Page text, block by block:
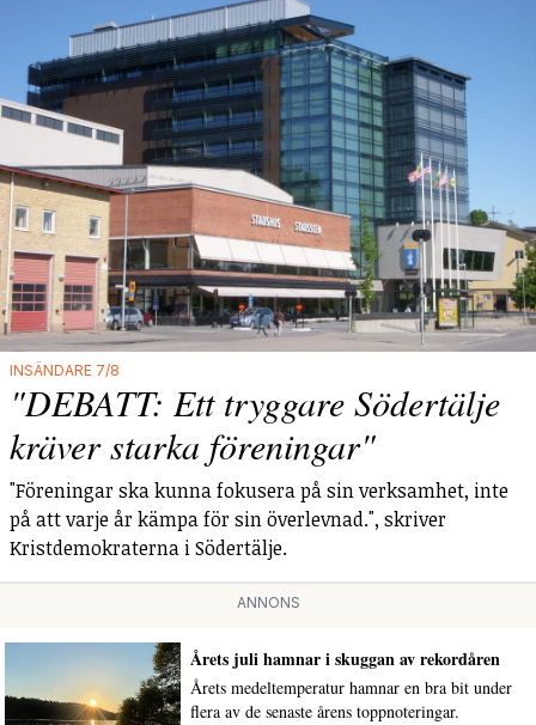
INSÄNDARE 7/8
"DEBATT: Ett tryggare Södertälje
kräver starka föreningar"
"Föreningar ska kunna fokusera på sin verksamhet, inte
på att varje år kämpa för sin överlevnad.", skriver
Kristdemokraterna i Södertälje.
ANNONS
Årets juli hamnar i skuggan av rekordåren
Årets medeltemperatur hamnar en bra bit under
flera av de senaste årens toppnoteringar.